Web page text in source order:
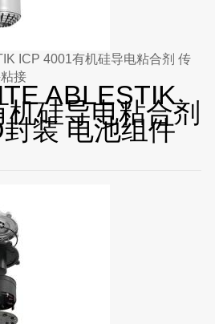
ICP 4001有机硅导电粘合剂 传
接
ABLESTIK
硅导电粘合剂
装 电池组件